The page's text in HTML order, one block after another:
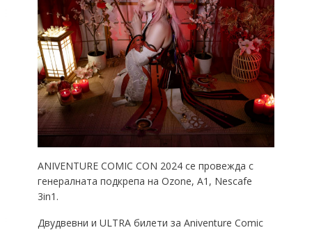
АNIVENTURE COMIC CON 2024 се провежда с
генералната подкрепа на Ozone, A1, Nescafe
3in1.
Двудвевни и ULTRA билети за Aniventure Comic